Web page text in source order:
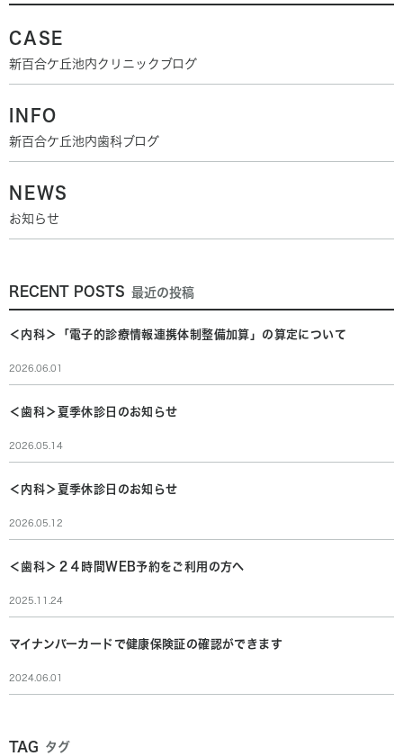
CASE
新百合ケ丘池内クリニックブログ
INFO
新百合ケ丘池内歯科ブログ
NEWS
お知らせ
RECENT POSTS 最近の投稿
＜内科＞「電子的診療情報連携体制整備加算」の算定について
2026.06.01
＜歯科＞夏季休診日のお知らせ
2026.05.14
＜内科＞夏季休診日のお知らせ
2026.05.12
＜歯科＞２４時間WEB予約をご利用の方へ
2025.11.24
マイナンバーカードで健康保険証の確認ができます
2024.06.01
TAG タグ